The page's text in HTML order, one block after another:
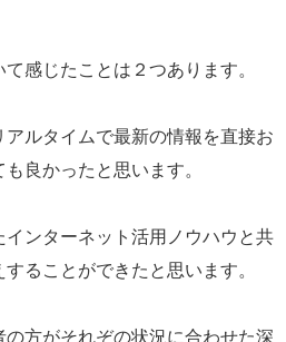
感じたことは２つあります。
アルタイムで最新の情報を直接お
良かったと思います。
ンターネット活用ノウハウと共
ることができたと思います。
方がそれぞの状況に合わせた深